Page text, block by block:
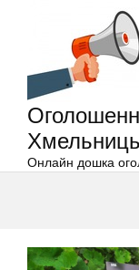
Онлайн дошка